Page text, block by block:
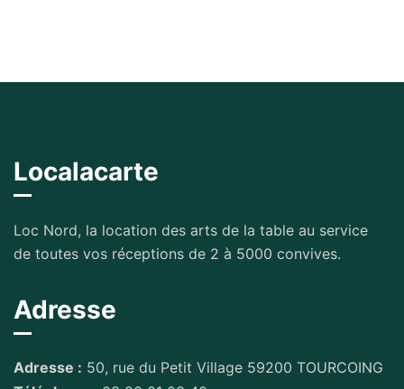
Localacarte
Loc Nord, la location des arts de la table au service
de toutes vos réceptions de 2 à 5000 convives.
Adresse
Adresse : 50, rue du Petit Village 59200 TOURCOING